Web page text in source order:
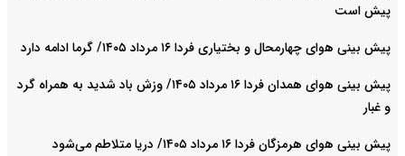
پیش است
پیش بینی هوای چهارمحال و بختیاری فردا ۱۶ مرداد ۱۴۰۵/ گرما ادامه دارد
پیش بینی هوای همدان فردا ۱۶ مرداد ۱۴۰۵/ وزش باد شدید به همراه گرد
و غبار
پیش بینی هوای هرمزگان فردا ۱۶ مرداد ۱۴۰۵/ دریا متلاطم می‌شود